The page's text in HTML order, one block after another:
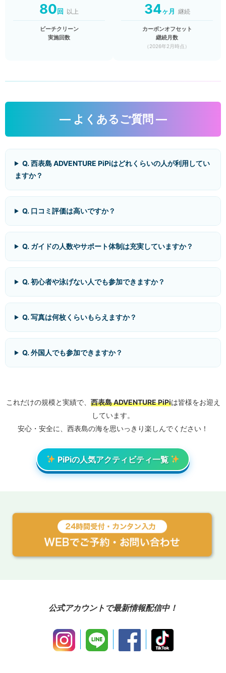
80回 以上
ビーチクリーン
実施回数
34ヶ月 継続
カーボンオフセット
継続月数
（2026年2月時点）
― よくあるご質問 ―
Q. 西表島 ADVENTURE PiPiはどれくらいの人が利用してい
ますか？
Q. 口コミ評価は高いですか？
Q. ガイドの人数やサポート体制は充実していますか？
Q. 初心者や泳げない人でも参加できますか？
Q. 写真は何枚くらいもらえますか？
Q. 外国人でも参加できますか？
これだけの規模と実績で、 西表島 ADVENTURE PiPiは皆様をお迎え
しています。
安心・安全に、西表島の海を思いっきり楽しんでください！
PiPiの人気アクティビティ一覧
公式アカウントで最新情報配信中！